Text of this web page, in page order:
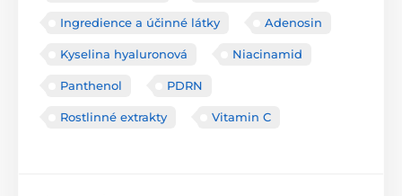
Ingredience a účinné látky Adenosin
Kyselina hyaluronová Niacinamid
Panthenol PDRN
Rostlinné extrakty Vitamin C